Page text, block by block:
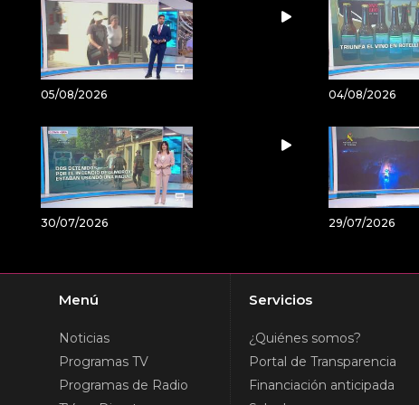
05/08/2026 04/08/2026
30/07/2026 29/07/2026
Menú
Noticias
Programas TV
Programas de Radio
Servicios
¿Quiénes somos?
Portal de Transparencia
Financiación anticipada